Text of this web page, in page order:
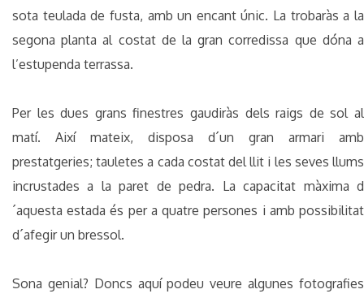
sota teulada de fusta, amb un encant únic. La trobaràs a la
segona planta al costat de la gran corredissa que dóna a
l’estupenda terrassa.
Per les dues grans finestres gaudiràs dels raigs de sol al
matí. Així mateix, disposa d´un gran armari amb
prestatgeries; tauletes a cada costat del llit i les seves llums
incrustades a la paret de pedra. La capacitat màxima d
´aquesta estada és per a quatre persones i amb possibilitat
d´afegir un bressol.
Sona genial? Doncs aquí podeu veure algunes fotografies